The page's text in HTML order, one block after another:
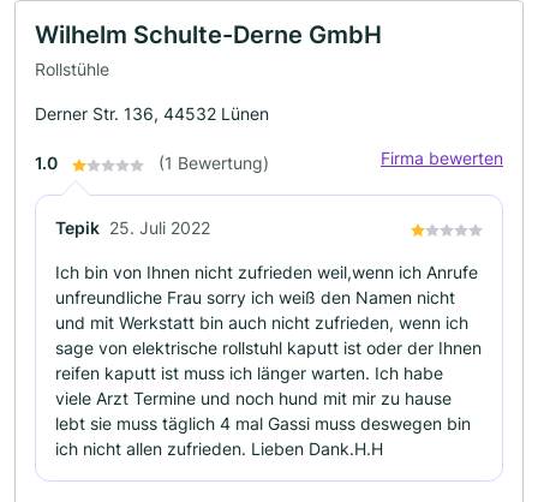
Wilhelm Schulte-Derne GmbH
Rollstühle
Derner Str. 136, 44532 Lünen
1.0 (1 Bewertung) Firma bewerten
Tepik 25. Juli 2022
Ich bin von Ihnen nicht zufrieden weil,wenn ich Anrufe
unfreundliche Frau sorry ich weiß den Namen nicht
und mit Werkstatt bin auch nicht zufrieden, wenn ich
sage von elektrische rollstuhl kaputt ist oder der Ihnen
reifen kaputt ist muss ich länger warten. Ich habe
viele Arzt Termine und noch hund mit mir zu hause
lebt sie muss täglich 4 mal Gassi muss deswegen bin
ich nicht allen zufrieden. Lieben Dank.H.H